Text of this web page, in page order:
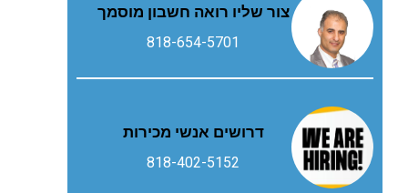
צור שליו רואה חשבון מוסמך
818-654-5701
דרושים אנשי מכירות
818-402-5152